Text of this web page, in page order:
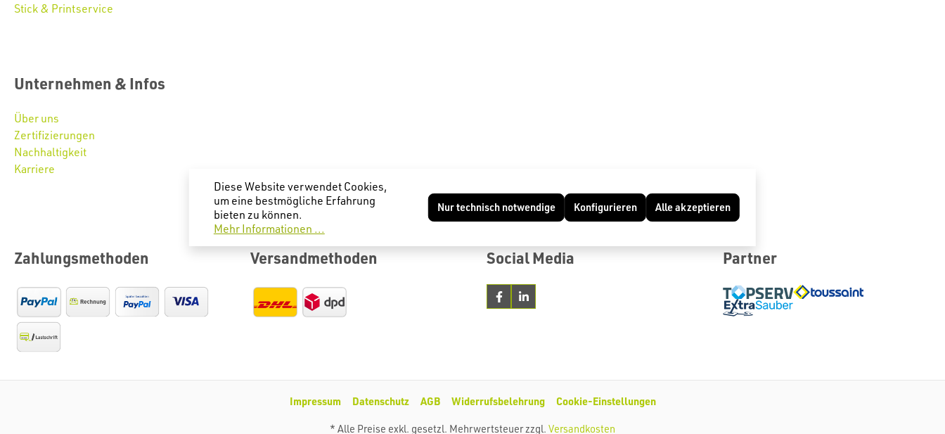
Stick & Printservice
Unternehmen & Infos
Über uns
Zertifizierungen
Nachhaltigkeit
Karriere
Zahlungsmethoden Versandmethoden Social Media Partner
Impressum Datenschutz AGB Widerrufsbelehrung Cookie-Einstellungen
* Alle Preise exkl. gesetzl. Mehrwertsteuer zzgl. Versandkosten
Diese Website verwendet Cookies,
um eine bestmögliche Erfahrung
bieten zu können.
Mehr Informationen ...
Nur technisch notwendige Konfigurieren Alle akzeptieren